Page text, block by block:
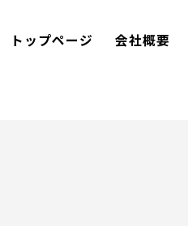
トップページ 会社概要